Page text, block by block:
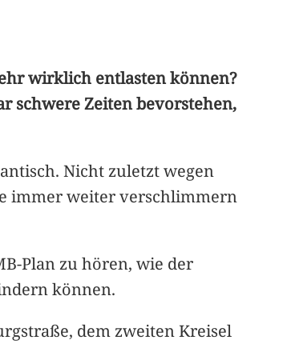
wirklich entlasten können?
schwere Zeiten bevorstehen,
Nicht zuletzt wegen
immer weiter verschlimmern
Plan zu hören, wie der
können.
dem zweiten Kreisel